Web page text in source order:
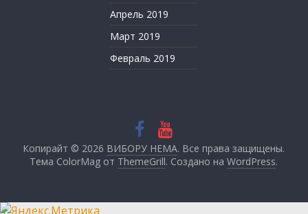
Апрель 2019
Март 2019
Февраль 2019
Копирайт © 2026 ВИБОРУ НЕМА. Все права защищены.
Тема ColorMag от ThemeGrill. Создано наWordPress.